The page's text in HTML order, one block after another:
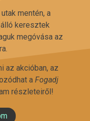
mentén, a
keresztek
megóvása az
az akcióban, az
a Fogadj
részleteiről!